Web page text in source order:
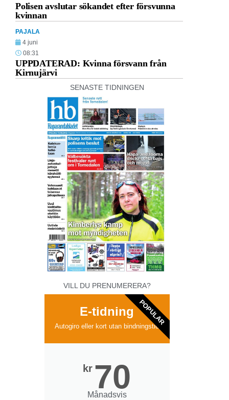
Polisen avslutar sökandet efter försvunna
kvinnan
PAJALA
4 juni
08:31
UPPDATERAD: Kvinna försvann från
Kirnujärvi
SENASTE TIDNINGEN
VILL DU PRENUMERERA?
E-tidning
Autogiro eller kort utan bindningstid
kr 70
Månadsvis
POPULAR